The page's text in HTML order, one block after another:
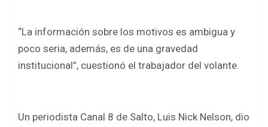
“La información sobre los motivos es ambigua y
poco seria, además, es de una gravedad
institucional”, cuestionó el trabajador del volante.
Un periodista Canal 8 de Salto, Luis Nick Nelson, dio